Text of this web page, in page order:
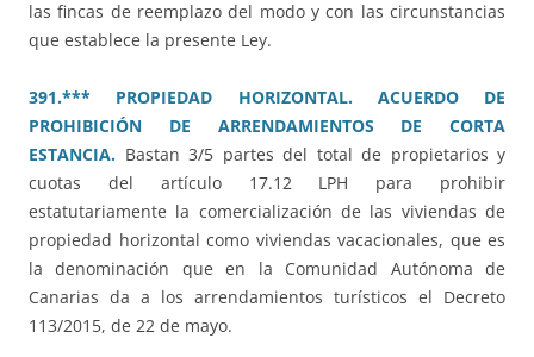
las fincas de reemplazo del modo y con las circunstancias
que establece la presente Ley.
391.*** PROPIEDAD HORIZONTAL. ACUERDO DE
PROHIBICIÓN DE ARRENDAMIENTOS DE CORTA
ESTANCIA. Bastan 3/5 partes del total de propietarios y
cuotas del artículo 17.12 LPH para prohibir
estatutariamente la comercialización de las viviendas de
propiedad horizontal como viviendas vacacionales, que es
la denominación que en la Comunidad Autónoma de
Canarias da a los arrendamientos turísticos el Decreto
113/2015, de 22 de mayo.